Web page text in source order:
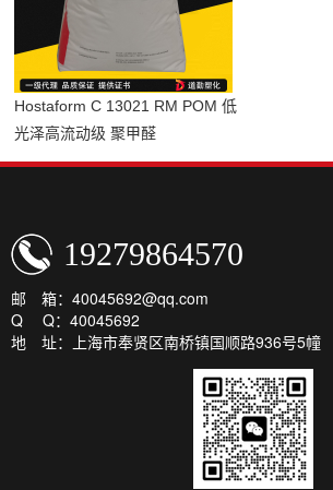
Hostaform C 13021 RM POM 低
光泽高流动级 聚甲醛
19279864570
邮 箱：40045692@qq.com
Q Q：40045692
地 址：上海市奉贤区南桥镇国顺路936号5幢